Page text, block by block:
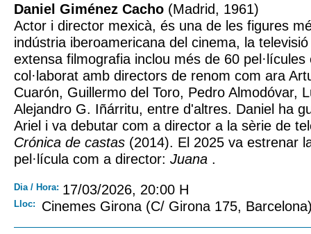
Daniel Giménez Cacho (Madrid, 1961)
Actor i director mexicà, és una de les figures
indústria iberoamericana del cinema, la
extensa filmografia inclou més de 60 pel·lícules
col·laborat amb directors de renom com ara
Cuarón, Guillermo del Toro, Pedro Almodóvar,
Alejandro G. Iñárritu, entre d'altres. Daniel ha
Ariel i va debutar com a director a la sèrie de
Crónica de castas (2014). El 2025 va estrenar
pel·lícula com a director: Juana .
Dia / Hora: 17/03/2026, 20:00 H
Lloc: Cinemes Girona (C/ Girona 175,